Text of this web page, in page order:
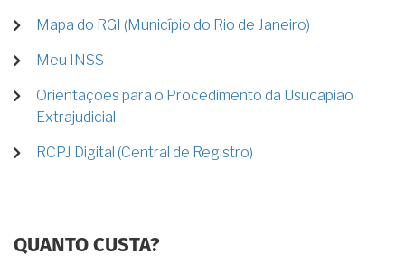
Mapa do RGI (Município do Rio de Janeiro)
Meu INSS
Orientações para o Procedimento da Usucapião
Extrajudicial
RCPJ Digital (Central de Registro)
QUANTO CUSTA?